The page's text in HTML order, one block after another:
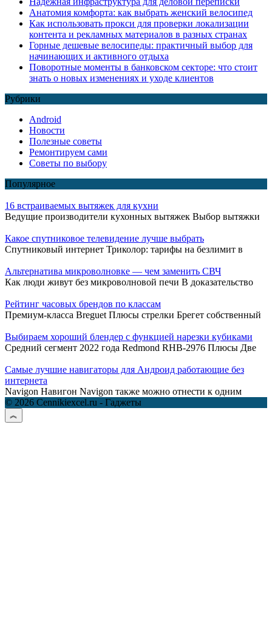
Анатомия комфорта: как выбрать женский велосипед
Как использовать прокси для проверки локализации
контента и рекламных материалов в разных странах
Горные дешевые велосипеды: практичный выбор для
начинающих и активного отдыха
Поворотные моменты в банковском секторе: что стоит
знать о новых изменениях и уходе клиентов
Рубрики
Android
Новости
Полезные советы
Ремонтируем сами
Советы по выбору
Популярное
16 встраиваемых вытяжек для кухни
Ведущие производители кухонных вытяжек Выбор вытяжки
Какое спутниковое телевидение лучше выбрать
Спутниковый интернет Триколор: тарифы на безлимит в
Альтернатива микроволновке — чем заменить СВЧ
Как люди живут без микроволновой печи В доказательство
Рейтинг часовых брендов по классам
Премиум-класса Breguet Плюсы стрелки Брегет собственный
Выбираем хороший блендер с функцией нарезки кубиками
Средний сегмент 2022 года Redmond RHB-2976 Плюсы Две
Самые лучшие навигаторы для Андроид работающие без
интернета
Navigon Навигон Navigon также можно отнести к одним
© 2026 Cennikiexcel.ru - Гаджеты